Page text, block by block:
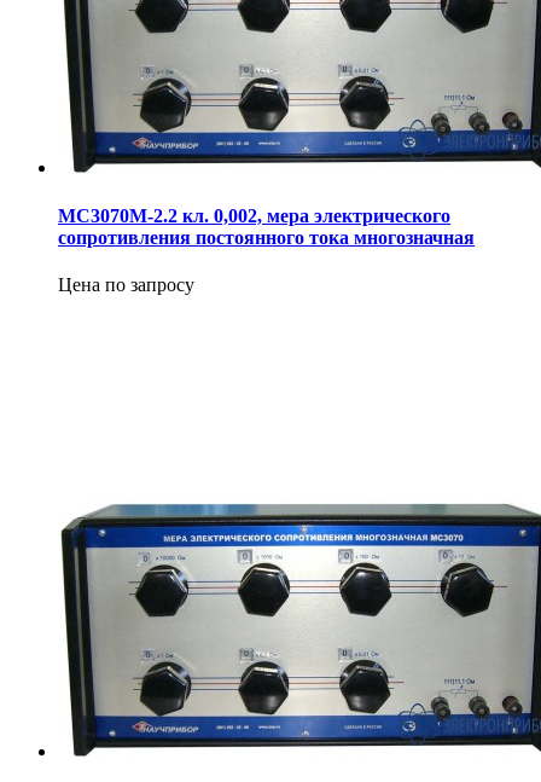
МС3070М-2.2 кл. 0,002, мера электрического
сопротивления постоянного тока многозначная
Цена по запросу